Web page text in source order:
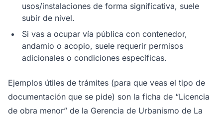
usos/instalaciones de forma significativa, suele
subir de nivel.
Si vas a ocupar vía pública con contenedor,
andamio o acopio, suele requerir permisos
adicionales o condiciones específicas.
Ejemplos útiles de trámites (para que veas el tipo de
documentación que se pide) son la ficha de “Licencia
de obra menor” de la Gerencia de Urbanismo de La